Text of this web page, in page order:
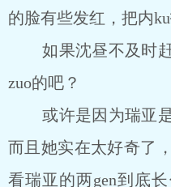
的脸有些发红，把内ku
如果沈昼不及时赶
zuo的吧？
或许是因为瑞亚是
而且她实在太好奇了
看瑞亚的两gen到底